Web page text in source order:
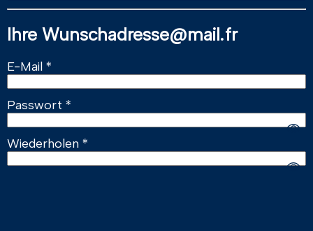
Ihre Wunschadresse@mail.fr
E-Mail
Passwort
Wiederholen